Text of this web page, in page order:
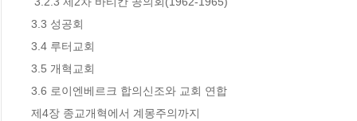
3.3 성공회
3.4 루터교회
3.5 개혁교회
3.6 로이엔베르크 합의신조와 교회 연합
제4장 종교개혁에서 계몽주의까지